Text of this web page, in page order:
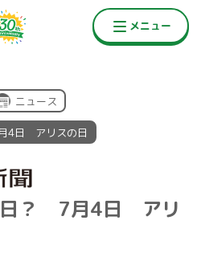
ニュース
4日 アリスの日
日？ 7月4日 アリ